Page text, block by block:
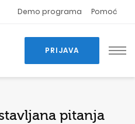
Demo programa Pomoć
PRIJAVA
pitanja